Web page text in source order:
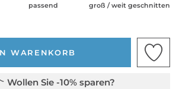
passend groß / weit geschnitten
WARENKORB
Wollen Sie -10% sparen?